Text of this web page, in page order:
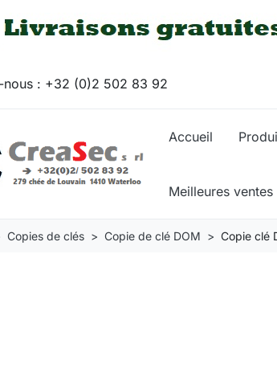
: +32 (0)2 502 83 92
Accueil
Meilleures ventes
Copies de clés Copie de clé DOM Copie clé